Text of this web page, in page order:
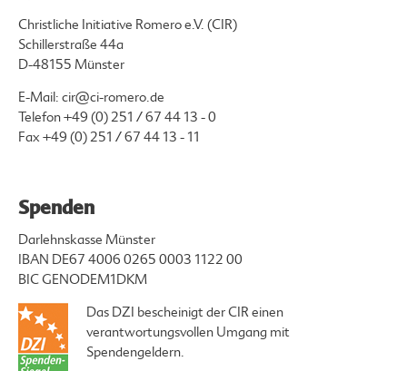
Christliche Initiative Romero e.V. (CIR)
Schillerstraße 44a
D-48155 Münster
E-Mail: cir@ci-romero.de
Telefon+49 (0) 251 / 67 44 13 - 0
Fax +49 (0) 251 / 67 44 13 - 11
Spenden
Darlehnskasse Münster
IBAN DE67 4006 0265 0003 1122 00
BIC GENODEM1DKM
Das DZI bescheinigt der CIR einen
verantwortungsvollen Umgang mit
Spendengeldern.